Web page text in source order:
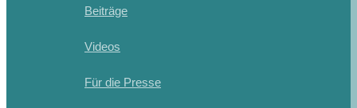
Beiträge
Videos
Für die Presse